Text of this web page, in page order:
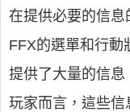
在提供必要的信息
FFX的選單和行動
提供了大量的信
玩家而言，這些